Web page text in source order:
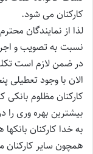
کارکنان می شود.
لذا از نمایندگان
نسبت به تصویب و
در ضمن لازم است
الان با وجود تعطیلی
کارکنان مظلوم
بیشترین بهره وری را
به خدا کارکنان
همچون سایر کارکنان